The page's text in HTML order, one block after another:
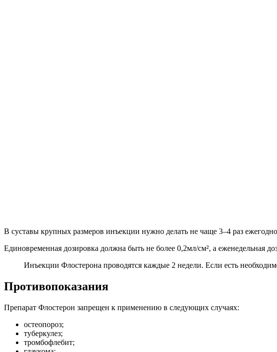
В суставы крупных размеров инъекции нужно делать не чаще 3–4 раз
Единовременная дозировка должна быть не более 0,2мл/см², а еженедельная
Инъекции Флостерона проводятся каждые 2 недели. Если есть
Противопоказания
Препарат Флостерон запрещен к применению в следующих случаях:
остеопороз;
туберкулез;
тромбофлебит;